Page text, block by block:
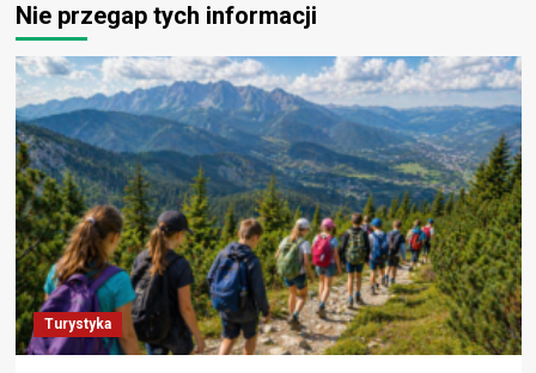
Nie przegap tych informacji
Turystyka